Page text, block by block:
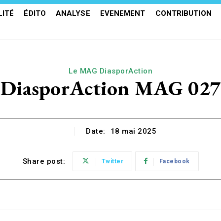
ÉDITO ANALYSE EVENEMENT
CONTRIBUTION
Le MAG DiasporAction
DiasporAction MAG 027
Date: 18 mai 2025
Share post: Twitter Facebook